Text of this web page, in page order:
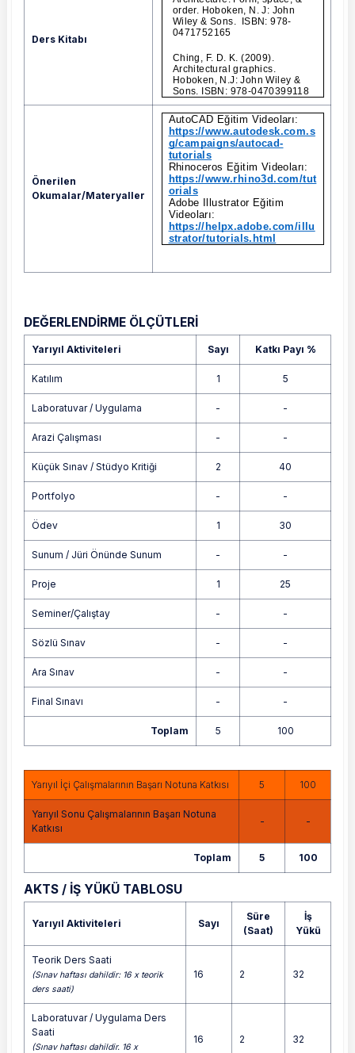
Ders Kitabı
order. Hoboken, N. J: John
Wiley & Sons. ISBN: 978-
0471752165
Ching, F. D. K. (2009).
Architectural graphics.
Hoboken, N.J: John Wiley &
Sons. ISBN: 978-0470399118
Önerilen
Okumalar/Materyaller
AutoCAD Eğitim Videoları: https://
AutoCAD Eğitim Videoları:
https://www.autodesk.com.s
g/campaigns/autocad-
tutorials
Rhinoceros Eğitim Videoları:
https://www.rhino3d.com/tut
orials
Adobe Illustrator Eğitim
Videoları:
https://helpx.adobe.com/illu
strator/tutorials.html
DEĞERLENDİRME ÖLÇÜTLERİ
Yarıyıl Aktiviteleri Sayı Katkı Payı %
Katılım 1 5
Laboratuvar / Uygulama - -
Arazi Çalışması - -
Küçük Sınav / Stüdyo Kritiği 2 40
Portfolyo - -
Ödev 1 30
Sunum / Jüri Önünde Sunum - -
Proje 1 25
Seminer/Çalıştay - -
Sözlü Sınav - -
Ara Sınav - -
Final Sınavı - -
Toplam 5 100
Yarıyıl İçi Çalışmalarının Başarı Notuna Katkısı 5 100
Yarıyıl Sonu Çalışmalarının Başarı Notuna
Katkısı
- -
Toplam 5 100
AKTS / İŞ YÜKÜ TABLOSU
Yarıyıl Aktiviteleri Sayı
Süre
(Saat)
İş
Yükü
Teorik Ders Saati
(Sınav haftası dahildir: 16 x teorik
ders saati)
16 2 32
Laboratuvar / Uygulama Ders
Saati
(Sınav haftası dahildir. 16 x
16 2 32